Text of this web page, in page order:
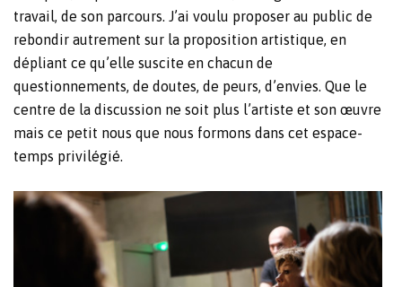
travail, de son parcours. J’ai voulu proposer au public de
rebondir autrement sur la proposition artistique, en
dépliant ce qu’elle suscite en chacun de
questionnements, de doutes, de peurs, d’envies. Que le
centre de la discussion ne soit plus l’artiste et son œuvre
mais ce petit nous que nous formons dans cet espace-
temps privilégié.